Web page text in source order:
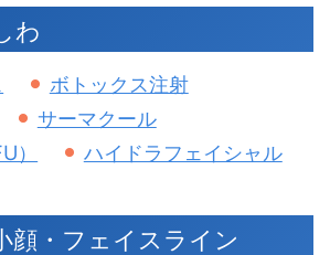
わ
ボトックス注射
サーマクール
）
ハイドラフェイシャル
顔・フェイスライン